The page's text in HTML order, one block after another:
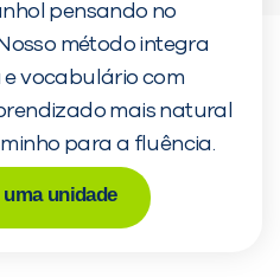
pensando no
método integra
vocabulário com
mais natural
para a fluência.
uma unidade
Preencha com seus
já vamos te colocar em
com a